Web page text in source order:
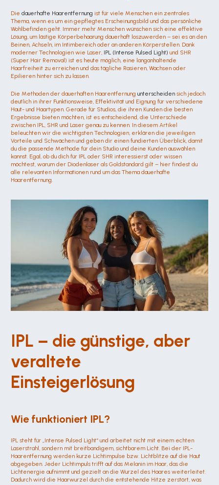
Die dauerhafte Haarentfernung ist für viele Menschen ein zentrales
Thema, wenn es um ein gepflegtes Erscheinungsbild und das persönliche
Wohlbefinden geht. Immer mehr Menschen wünschen sich eine effektive
Lösung, um lästige Körperbehaarung dauerhaft loszuwerden – sei es an den
Beinen, Achseln, im Intimbereich oder an anderen Körperstellen. Dank
moderner Technologien wie Laser, IPL (Intense Pulsed Light) und SHR
(Super Hair Removal) ist es heute möglich, eine langanhaltende
Haarfreiheit zu erreichen und das tägliche Rasieren, Wachsen oder
Epilieren hinter sich zu lassen.
Die Methoden der dauerhaften Haarentfernung unterscheiden sich jedoch
deutlich in ihrer Funktionsweise, Effektivität und Eignung für verschiedene
Haut- und Haartypen. Gerade für Studios, die ihren Kunden die besten
Ergebnisse bieten möchten, ist es entscheidend, die Unterschiede
zwischen IPL, SHR und Laser genau zu kennen. In diesem Artikel
beleuchten wir die wichtigsten Technologien, erklären die jeweiligen
Vorteile und Schwächen und geben dir einen fundierten Überblick, damit
du die passende Methode für dein Studio und deine Kunden auswählen
kannst. Egal, ob du dich für IPL oder SHR interessierst oder wissen
möchtest, warum der Diodenlaser als Goldstandard gilt – hier findest du
alle relevanten Informationen rund um das Thema dauerhafte
Haarentfernung.
IPL – die günstige, aber
veraltete
Einsteigerlösung
Wie funktioniert IPL?
IPL steht für „Intense Pulsed Light“ und arbeitet nicht mit einem echten
Laserstrahl, sondern mit breitbandigem, sichtbarem Licht. Bei der IPL-
Haarentfernung werden kurze Lichtimpulse bzw. Lichtblitze auf die Haut
abgegeben. Jeder Lichtimpuls trifft auf das Melanin im Haar, das die
Lichtenergie aufnimmt und gezielt an die Wurzel des Haares weiterleitet.
Dadurch wird die Haarwurzel durch die entstehende Hitze zerstört, was